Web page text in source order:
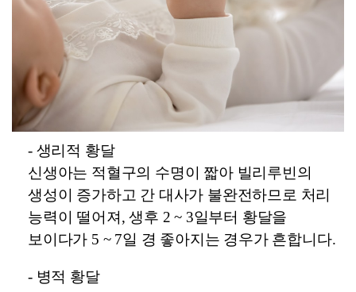
- 생리적 황달
신생아는 적혈구의 수명이 짧아 빌리루빈의
생성이 증가하고 간 대사가 불완전하므로 처리
능력이 떨어져, 생후 2 ~ 3일부터 황달을
보이다가 5 ~ 7일 경 좋아지는 경우가 흔합니다.
- 병적 황달